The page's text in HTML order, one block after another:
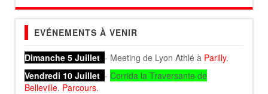
EVÉNEMENTS À VENIR
Dimanche 5 Juillet - Meeting de Lyon Athlé à Parilly.
Vendredi 10 Juillet - Corrida la Traversante de
Belleville. Parcours.